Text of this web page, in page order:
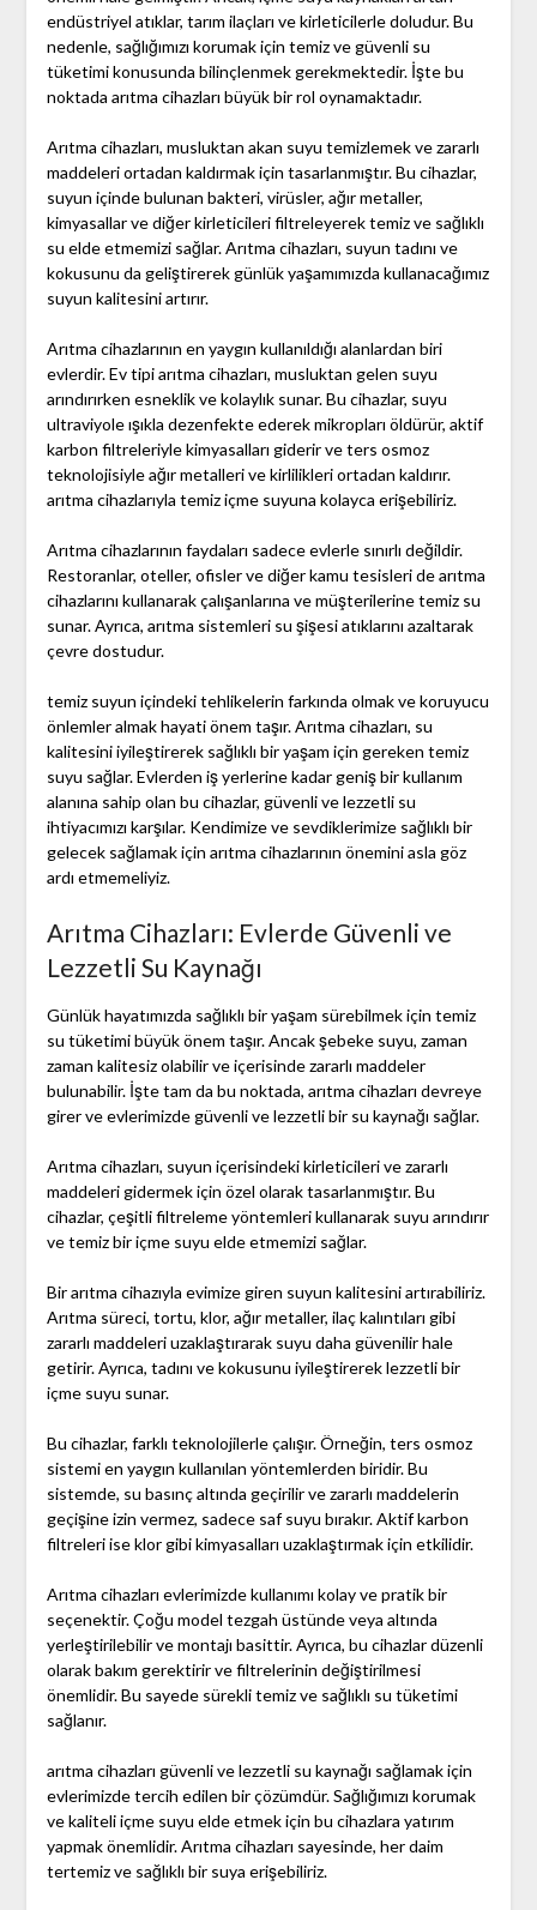
endüstriyel atıklar, tarım ilaçları ve kirleticilerle doludur. Bu
nedenle, sağlığımızı korumak için temiz ve güvenli su
tüketimi konusunda bilinçlenmek gerekmektedir. İşte bu
noktada arıtma cihazları büyük bir rol oynamaktadır.
Arıtma cihazları, musluktan akan suyu temizlemek ve zararlı
maddeleri ortadan kaldırmak için tasarlanmıştır. Bu cihazlar,
suyun içinde bulunan bakteri, virüsler, ağır metaller,
kimyasallar ve diğer kirleticileri filtreleyerek temiz ve sağlıklı
su elde etmemizi sağlar. Arıtma cihazları, suyun tadını ve
kokusunu da geliştirerek günlük yaşamımızda kullanacağımız
suyun kalitesini artırır.
Arıtma cihazlarının en yaygın kullanıldığı alanlardan biri
evlerdir. Ev tipi arıtma cihazları, musluktan gelen suyu
arındırırken esneklik ve kolaylık sunar. Bu cihazlar, suyu
ultraviyole ışıkla dezenfekte ederek mikropları öldürür, aktif
karbon filtreleriyle kimyasalları giderir ve ters osmoz
teknolojisiyle ağır metalleri ve kirlilikleri ortadan kaldırır.
arıtma cihazlarıyla temiz içme suyuna kolayca erişebiliriz.
Arıtma cihazlarının faydaları sadece evlerle sınırlı değildir.
Restoranlar, oteller, ofisler ve diğer kamu tesisleri de arıtma
cihazlarını kullanarak çalışanlarına ve müşterilerine temiz su
sunar. Ayrıca, arıtma sistemleri su şişesi atıklarını azaltarak
çevre dostudur.
temiz suyun içindeki tehlikelerin farkında olmak ve koruyucu
önlemler almak hayati önem taşır. Arıtma cihazları, su
kalitesini iyileştirerek sağlıklı bir yaşam için gereken temiz
suyu sağlar. Evlerden iş yerlerine kadar geniş bir kullanım
alanına sahip olan bu cihazlar, güvenli ve lezzetli su
ihtiyacımızı karşılar. Kendimize ve sevdiklerimize sağlıklı bir
gelecek sağlamak için arıtma cihazlarının önemini asla göz
ardı etmemeliyiz.
Arıtma Cihazları: Evlerde Güvenli ve
Lezzetli Su Kaynağı
Günlük hayatımızda sağlıklı bir yaşam sürebilmek için temiz
su tüketimi büyük önem taşır. Ancak şebeke suyu, zaman
zaman kalitesiz olabilir ve içerisinde zararlı maddeler
bulunabilir. İşte tam da bu noktada, arıtma cihazları devreye
girer ve evlerimizde güvenli ve lezzetli bir su kaynağı sağlar.
Arıtma cihazları, suyun içerisindeki kirleticileri ve zararlı
maddeleri gidermek için özel olarak tasarlanmıştır. Bu
cihazlar, çeşitli filtreleme yöntemleri kullanarak suyu arındırır
ve temiz bir içme suyu elde etmemizi sağlar.
Bir arıtma cihazıyla evimize giren suyun kalitesini artırabiliriz.
Arıtma süreci, tortu, klor, ağır metaller, ilaç kalıntıları gibi
zararlı maddeleri uzaklaştırarak suyu daha güvenilir hale
getirir. Ayrıca, tadını ve kokusunu iyileştirerek lezzetli bir
içme suyu sunar.
Bu cihazlar, farklı teknolojilerle çalışır. Örneğin, ters osmoz
sistemi en yaygın kullanılan yöntemlerden biridir. Bu
sistemde, su basınç altında geçirilir ve zararlı maddelerin
geçişine izin vermez, sadece saf suyu bırakır. Aktif karbon
filtreleri ise klor gibi kimyasalları uzaklaştırmak için etkilidir.
Arıtma cihazları evlerimizde kullanımı kolay ve pratik bir
seçenektir. Çoğu model tezgah üstünde veya altında
yerleştirilebilir ve montajı basittir. Ayrıca, bu cihazlar düzenli
olarak bakım gerektirir ve filtrelerinin değiştirilmesi
önemlidir. Bu sayede sürekli temiz ve sağlıklı su tüketimi
sağlanır.
arıtma cihazları güvenli ve lezzetli su kaynağı sağlamak için
evlerimizde tercih edilen bir çözümdür. Sağlığımızı korumak
ve kaliteli içme suyu elde etmek için bu cihazlara yatırım
yapmak önemlidir. Arıtma cihazları sayesinde, her daim
tertemiz ve sağlıklı bir suya erişebiliriz.